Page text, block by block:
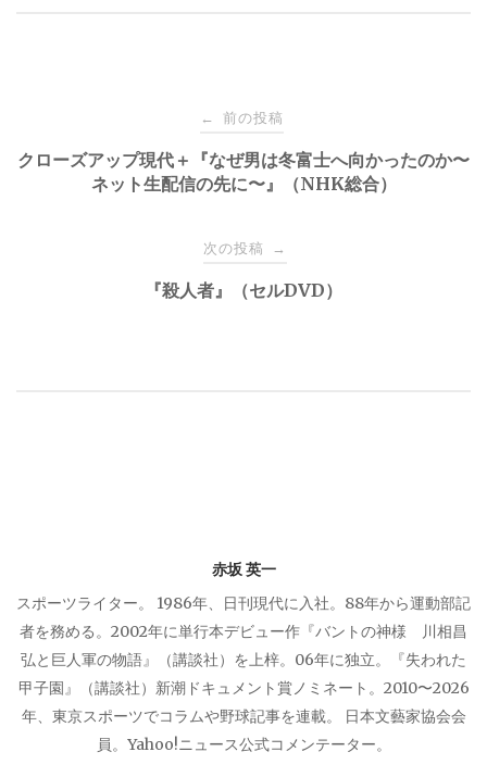
稿
← 前の投稿
クローズアップ現代＋『なぜ男は冬富士へ向かったのか〜
ネット生配信の先に〜』（NHK総合）
次の投稿 →
『殺人者』（セルDVD）
赤坂 英一
スポーツライター。 1986年、日刊現代に入社。88年から運動部記
者を務める。2002年に単行本デビュー作『バントの神様 川相昌
弘と巨人軍の物語』（講談社）を上梓。06年に独立。『失われた
甲子園』（講談社）新潮ドキュメント賞ノミネート。2010〜2026
年、東京スポーツでコラムや野球記事を連載。 日本文藝家協会会
員。Yahoo!ニュース公式コメンテーター。